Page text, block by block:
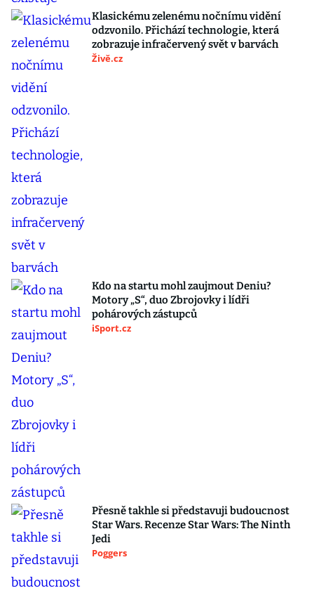
Klasickému zelenému nočnímu vidění
odzvonilo. Přichází technologie, která
zobrazuje infračervený svět v barvách
Živě.cz
Kdo na startu mohl zaujmout Deniu?
Motory „S“, duo Zbrojovky i lídři
pohárových zástupců
iSport.cz
Přesně takhle si představuji budoucnost
Star Wars. Recenze Star Wars: The Ninth
Jedi
Poggers